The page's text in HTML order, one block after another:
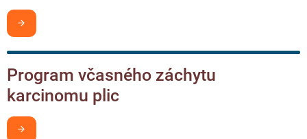
Program včasného záchytu
karcinomu plic